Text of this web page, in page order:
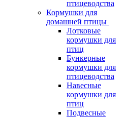
птицеводства
Кормушки для
домашней птицы
Лотковые
кормушки для
птиц
Бункерные
кормушки для
птицеводства
Навесные
кормушки для
птиц
Подвесные